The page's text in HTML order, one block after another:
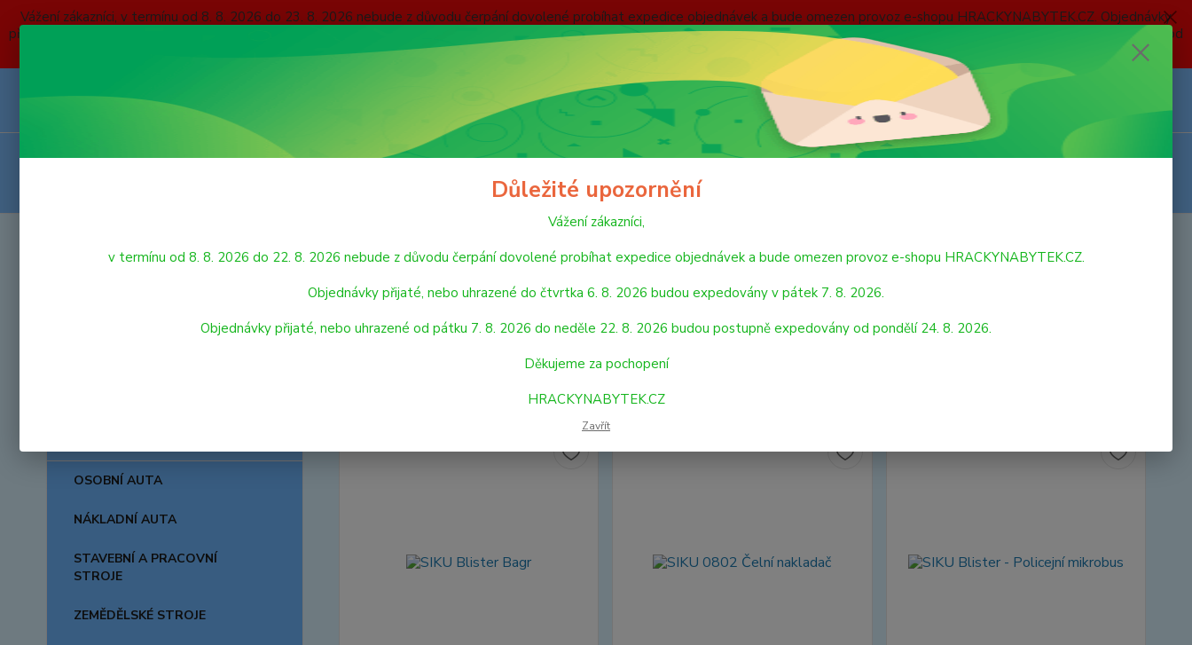
Vážení zákazníci, v termínu od 8. 8. 2026 do 23. 8. 2026 nebude z důvodu čerpání dovolené probíhat expedice objednávek a bude omezen provoz e-shopu HRACKYNABYTEK.CZ. Objednávky
přijaté, nebo uhrazené do čtvrtka 6. 8. 2026 budou expedovány v pátek 7. 8. 2026. Objednávky přijaté, nebo uhrazené od pátku 7. 8. 2026 do neděle 23. 8. 2026 budou postupně expedovány od
pondělí 24. 8. 2026. Děkujeme za pochopení HRACKYNABYTEK.CZ
ZÁSADY OCHRANY OSOBNÍCH ÚDAJŮ
REKLAMAČNÍ ŘÁD
VÝPRODEJ HRAČEK
OSOBNÍ AUTA
NÁKLADNÍ AUTA
STAVEBNÍ A PRACOVNÍ
STROJE
ZEMĚDĚLSKÉ STROJE
SIKU
Důležité upozornění
Vážení zákazníci,
v termínu od 8. 8. 2026 do 22. 8. 2026 nebude z důvodu čerpání dovolené probíhat expedice objednávek a bude omezen provoz e-shopu HRACKYNABYTEK.CZ.
Objednávky přijaté, nebo uhrazené do čtvrtka 6. 8. 2026 budou expedovány v pátek 7. 8. 2026.
Objednávky přijaté, nebo uhrazené od pátku 7. 8. 2026 do neděle 22. 8. 2026 budou postupně expedovány od pondělí 24. 8. 2026.
Děkujeme za pochopení
HRACKYNABYTEK.CZ
Zavřít